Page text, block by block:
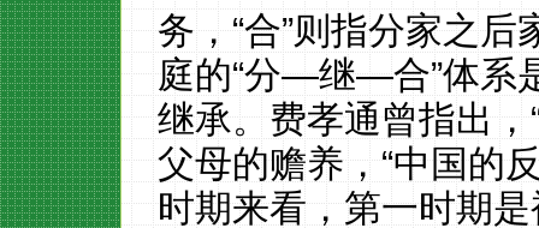
务，“合”则指分家之
庭的“分—继—合”体系
继承。费孝通曾指出
父母的赡养，“中国的
时期来看，第一时期